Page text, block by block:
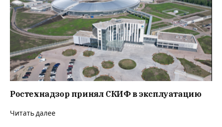
Ростехнадзор принял СКИФ в эксплуатацию
Читать далее